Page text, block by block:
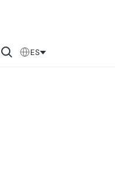
ES